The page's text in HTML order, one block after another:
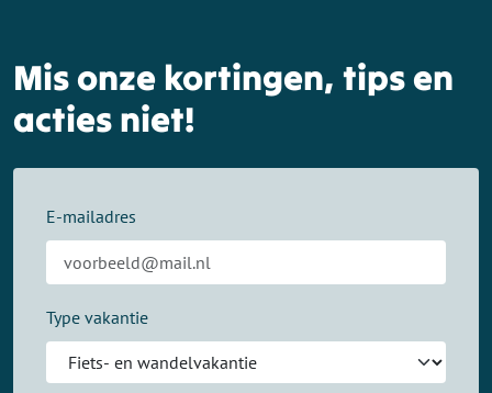
Mis onze kortingen, tips en
acties niet!
E-mailadres
Type vakantie